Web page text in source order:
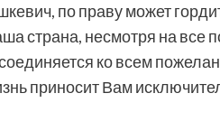
по праву может
страна, несмотря на все
ко всем
приносит Вам